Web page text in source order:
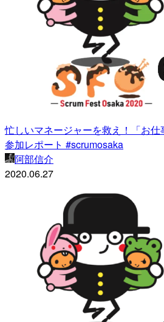
忙しいマネージャーを救え！「お仕
参加レポート #scrumosaka
阿部信介
2020.06.27